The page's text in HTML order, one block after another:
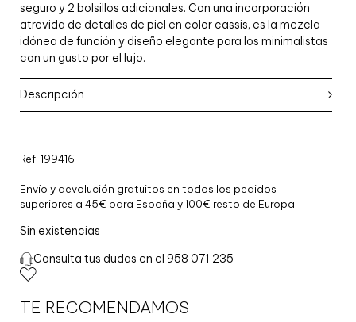
seguro y 2 bolsillos adicionales. Con una incorporación
atrevida de detalles de piel en color cassis, es la mezcla
idónea de función y diseño elegante para los minimalistas
con un gusto por el lujo.
Descripción
Ref. 199416
Envío y devolución gratuitos en todos los pedidos
superiores a 45€ para España y 100€ resto de Europa.
Consulta tus dudas en el 958 071 235
Sin existencias
TE RECOMENDAMOS